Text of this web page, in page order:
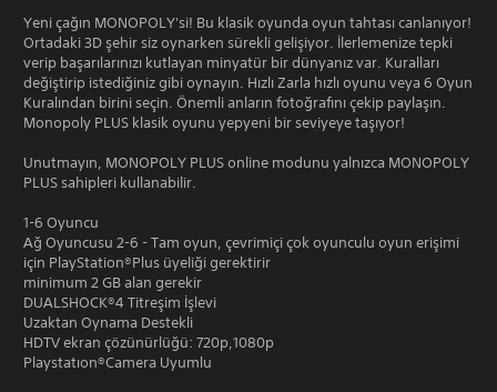
Yeni çağın MONOPOLY'si! Bu klasik oyunda oyun tahtası canlanıyor!
Ortadaki 3D şehir siz oynarken sürekli gelişiyor. İlerlemenize tepki
verip başarılarınızı kutlayan minyatür bir dünyanız var. Kuralları
değiştirip istediğiniz gibi oynayın. Hızlı Zarla hızlı oyunu veya 6 Oyun
Kuralından birini seçin. Önemli anların fotoğrafını çekip paylaşın.
Monopoly PLUS klasik oyunu yepyeni bir seviyeye taşıyor!
Unutmayın, MONOPOLY PLUS online modunu yalnızca MONOPOLY
PLUS sahipleri kullanabilir.
1-6 Oyuncu
Ağ Oyuncusu 2-6 - Tam oyun, çevrimiçi çok oyunculu oyun erişimi
için PlayStation®Plus üyeliği gerektirir
minimum 2 GB alan gerekir
DUALSHOCK®4 Titreşim İşlevi
Uzaktan Oynama Destekli
HDTV ekran çözünürlüğü: 720p,1080p
Playstatıon®Camera Uyumlu